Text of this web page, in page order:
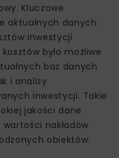
Kluczowe
aktualnych danych
inwestycji
było możliwe
baz danych
i analizy
inwestycji. Takie
jakości dane
nakładów
obiektów.